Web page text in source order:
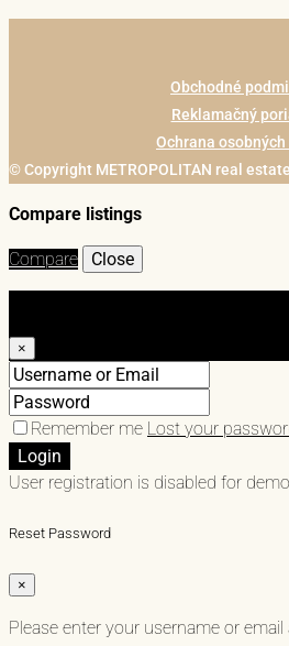
Obchodné
Reklamačný
Ochrana
© Copyright METROPOLITAN real
Compare listings
Compare Close
×
Remember me Lost your
Login
User registration is disabled for
Reset Password
×
Please enter your username or